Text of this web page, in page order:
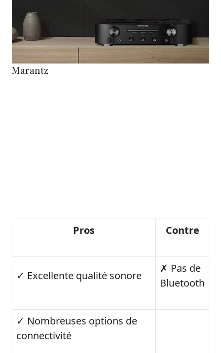
Marantz
Pros Contre
✓ Excellente qualité sonore
✗ Pas de
Bluetooth
✓ Nombreuses options de
connectivité